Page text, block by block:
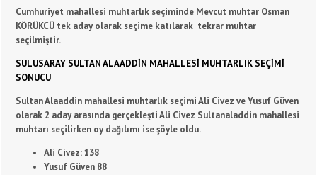
Cumhuriyet mahallesi muhtarlık seçiminde Mevcut muhtar Osman
KÖRÜKCÜ tek aday olarak seçime katılarak tekrar muhtar
seçilmiştir.
SULUSARAY SULTAN ALAADDİN MAHALLESİ MUHTARLIK SEÇİMİ
SONUCU
Sultan Alaaddin mahallesi muhtarlık seçimi Ali Civez ve Yusuf Güven
olarak 2 aday arasında gerçekleşti Ali Civez Sultanaladdin mahallesi
muhtarı seçilirken oy dağılımı ise şöyle oldu.
Ali Civez: 138
Yusuf Güven 88